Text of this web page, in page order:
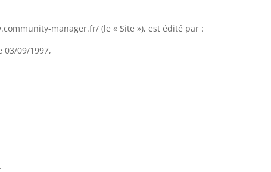
manager.fr/ (le « Site »), est édité par :
03/09/1997,